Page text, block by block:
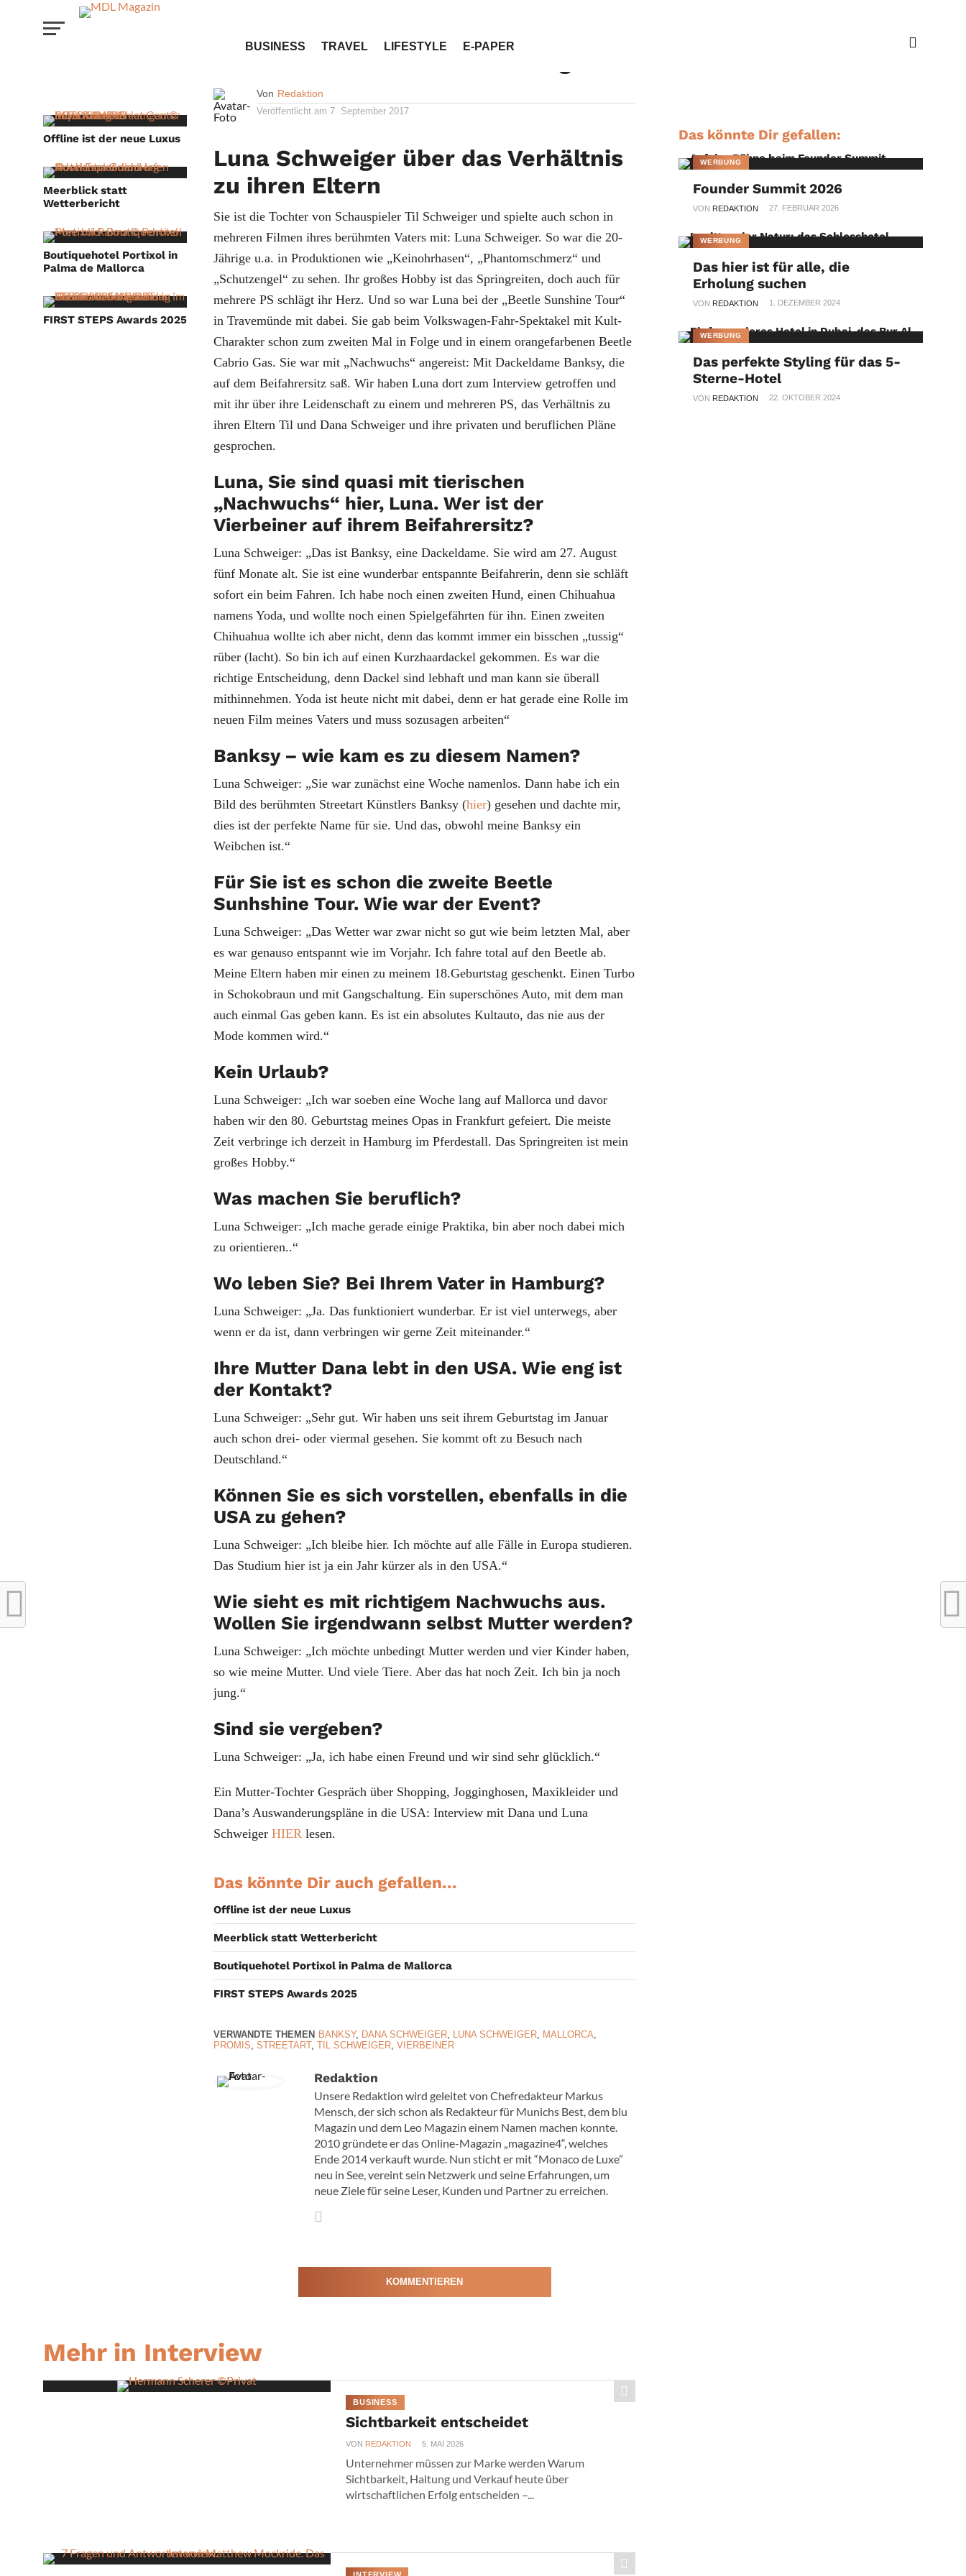
BUSINESS TRAVEL LIFESTYLE E-PAPER
Offline ist der neue Luxus
Meerblick statt
Wetterbericht
Boutiquehotel Portixol in
Palma de Mallorca
FIRST STEPS Awards 2025
Interview mit Luna Schweiger
Von Redaktion
Veröffentlicht am 7. September 2017
Luna Schweiger über das Verhältnis
zu ihren Eltern
Sie ist die Tochter von Schauspieler Til Schweiger und spielte auch schon in
mehreren Filmen ihres berühmten Vaters mit: Luna Schweiger. So war die 20-
Jährige u.a. in Produktionen wie „Keinohrhasen“, „Phantomschmerz“ und
„Schutzengel“ zu sehen. Ihr großes Hobby ist das Springreiten, doch auch für
mehrere PS schlägt ihr Herz. Und so war Luna bei der „Beetle Sunshine Tour“
in Travemünde mit dabei. Sie gab beim Volkswagen-Fahr-Spektakel mit Kult-
Charakter schon zum zweiten Mal in Folge und in einem orangefarbenen Beetle
Cabrio Gas. Sie war mit „Nachwuchs“ angereist: Mit Dackeldame Banksy, die
auf dem Beifahrersitz saß. Wir haben Luna dort zum Interview getroffen und
mit ihr über ihre Leidenschaft zu einem und mehreren PS, das Verhältnis zu
ihren Eltern Til und Dana Schweiger und ihre privaten und beruflichen Pläne
gesprochen.
Luna, Sie sind quasi mit tierischen
„Nachwuchs“ hier, Luna. Wer ist der
Vierbeiner auf ihrem Beifahrersitz?
Luna Schweiger: „Das ist Banksy, eine Dackeldame. Sie wird am 27. August
fünf Monate alt. Sie ist eine wunderbar entspannte Beifahrerin, denn sie schläft
sofort ein beim Fahren. Ich habe noch einen zweiten Hund, einen Chihuahua
namens Yoda, und wollte noch einen Spielgefährten für ihn. Einen zweiten
Chihuahua wollte ich aber nicht, denn das kommt immer ein bisschen „tussig“
rüber (lacht). So bin ich auf einen Kurzhaardackel gekommen. Es war die
richtige Entscheidung, denn Dackel sind lebhaft und man kann sie überall
mithinnehmen. Yoda ist heute nicht mit dabei, denn er hat gerade eine Rolle im
neuen Film meines Vaters und muss sozusagen arbeiten“
Banksy – wie kam es zu diesem Namen?
Luna Schweiger: „Sie war zunächst eine Woche namenlos. Dann habe ich ein
Bild des berühmten Streetart Künstlers Banksy (hier) gesehen und dachte mir,
dies ist der perfekte Name für sie. Und das, obwohl meine Banksy ein
Weibchen ist.“
Für Sie ist es schon die zweite Beetle
Sunhshine Tour. Wie war der Event?
Luna Schweiger: „Das Wetter war zwar nicht so gut wie beim letzten Mal, aber
es war genauso entspannt wie im Vorjahr. Ich fahre total auf den Beetle ab.
Meine Eltern haben mir einen zu meinem 18.Geburtstag geschenkt. Einen Turbo
in Schokobraun und mit Gangschaltung. Ein superschönes Auto, mit dem man
auch einmal Gas geben kann. Es ist ein absolutes Kultauto, das nie aus der
Mode kommen wird.“
Kein Urlaub?
Luna Schweiger: „Ich war soeben eine Woche lang auf Mallorca und davor
haben wir den 80. Geburtstag meines Opas in Frankfurt gefeiert. Die meiste
Zeit verbringe ich derzeit in Hamburg im Pferdestall. Das Springreiten ist mein
großes Hobby.“
Was machen Sie beruflich?
Luna Schweiger: „Ich mache gerade einige Praktika, bin aber noch dabei mich
zu orientieren..“
Wo leben Sie? Bei Ihrem Vater in Hamburg?
Luna Schweiger: „Ja. Das funktioniert wunderbar. Er ist viel unterwegs, aber
wenn er da ist, dann verbringen wir gerne Zeit miteinander.“
Ihre Mutter Dana lebt in den USA. Wie eng ist
der Kontakt?
Luna Schweiger: „Sehr gut. Wir haben uns seit ihrem Geburtstag im Januar
auch schon drei- oder viermal gesehen. Sie kommt oft zu Besuch nach
Deutschland.“
Können Sie es sich vorstellen, ebenfalls in die
USA zu gehen?
Luna Schweiger: „Ich bleibe hier. Ich möchte auf alle Fälle in Europa studieren.
Das Studium hier ist ja ein Jahr kürzer als in den USA.“
Wie sieht es mit richtigem Nachwuchs aus.
Wollen Sie irgendwann selbst Mutter werden?
Luna Schweiger: „Ich möchte unbedingt Mutter werden und vier Kinder haben,
so wie meine Mutter. Und viele Tiere. Aber das hat noch Zeit. Ich bin ja noch
jung.“
Sind sie vergeben?
Luna Schweiger: „Ja, ich habe einen Freund und wir sind sehr glücklich.“
Ein Mutter-Tochter Gespräch über Shopping, Jogginghosen, Maxikleider und
Dana’s Auswanderungspläne in die USA: Interview mit Dana und Luna
SchweigerHIER lesen.
Das könnte Dir auch gefallen...
Offline ist der neue Luxus
Meerblick statt Wetterbericht
Boutiquehotel Portixol in Palma de Mallorca
FIRST STEPS Awards 2025
VERWANDTE THEMEN BANKSY, DANA SCHWEIGER, LUNA SCHWEIGER, MALLORCA,
PROMIS,STREETART,TIL SCHWEIGER,VIERBEINER
Redaktion
Unsere Redaktion wird geleitet von Chefredakteur Markus
Mensch, der sich schon als Redakteur für Munichs Best, dem blu
Magazin und dem Leo Magazin einem Namen machen konnte.
2010 gründete er das Online-Magazin „magazine4“, welches
Ende 2014 verkauft wurde. Nun sticht er mit “Monaco de Luxe”
neu in See, vereint sein Netzwerk und seine Erfahrungen, um
neue Ziele für seine Leser, Kunden und Partner zu erreichen.
KOMMENTIEREN
Mehr in Interview
BUSINESS
Sichtbarkeit entscheidet
VON REDAKTION 5. MAI 2026
Unternehmer müssen zur Marke werden Warum
Sichtbarkeit, Haltung und Verkauf heute über
wirtschaftlichen Erfolg entscheiden –...
Das könnte Dir gefallen:
WERBUNG
Founder Summit 2026
VON REDAKTION 27. FEBRUAR 2026
WERBUNG
Das hier ist für alle, die
Erholung suchen
VON REDAKTION 1. DEZEMBER 2024
WERBUNG
Das perfekte Styling für das 5-
Sterne-Hotel
VON REDAKTION 22. OKTOBER 2024